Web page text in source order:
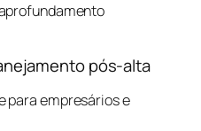
pós-alta
para empresários e